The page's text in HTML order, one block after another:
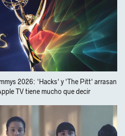
2026: 'Hacks' y 'The Pitt' arrasan
TV tiene mucho que decir